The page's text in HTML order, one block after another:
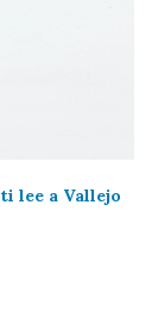
lee a Vallejo